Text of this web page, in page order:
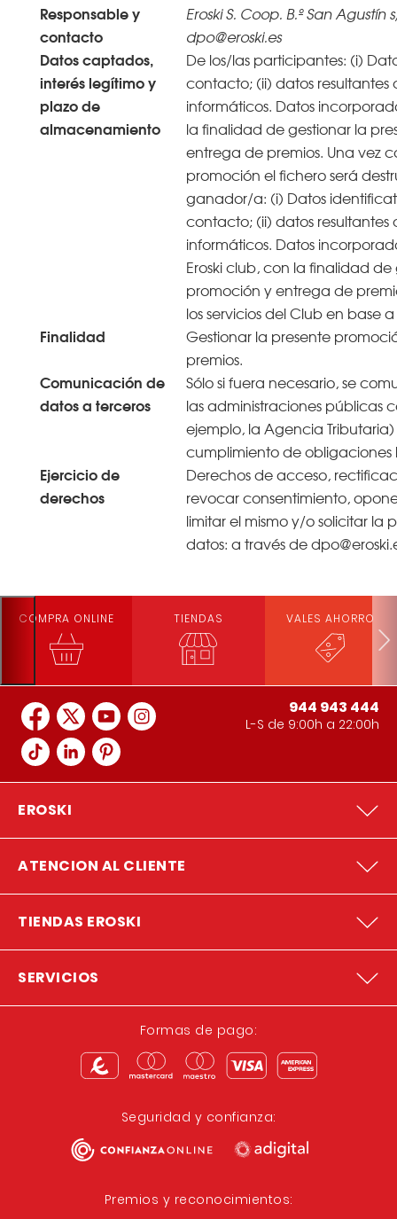
Responsable y
contacto
Eroski S. Coop. B.º San Agustín
dpo@eroski.es
Datos captados,
interés legítimo y
plazo de
almacenamiento
De los/las participantes: (i)
contacto; (ii) datos resultantes
informáticos. Datos
la finalidad de gestionar la
entrega de premios. Una vez
promoción el fichero será
ganador/a: (i) Datos
contacto; (ii) datos resultantes
informáticos. Datos
Eroski club, con la finalidad
promoción y entrega de
los servicios del Club en base
Finalidad
Gestionar la presente
premios.
Comunicación de
datos a terceros
Sólo si fuera necesario, se
las administraciones públicas
ejemplo, la Agencia
cumplimiento de obligaciones
Ejercicio de
derechos
Derechos de acceso,
revocar consentimiento,
limitar el mismo y/o solicitar la
datos: a través de
COMPRA ONLINE TIENDAS VALES AHORRO
944 943 444
L-S de 9:00h a 22:00h
EROSKI
ATENCION AL CLIENTE
TIENDAS EROSKI
SERVICIOS
Formas de pago:
Seguridad y confianza:
Premios y reconocimientos: